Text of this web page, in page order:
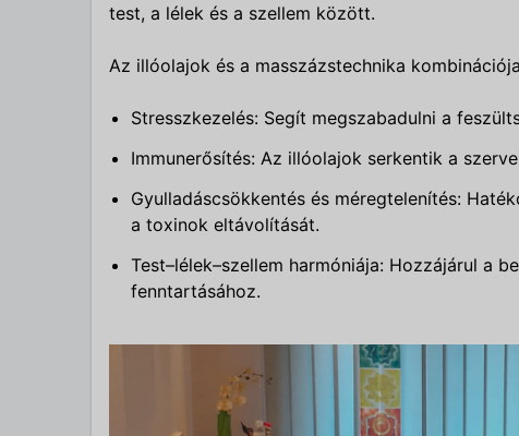
test, a lélek és a szellem között.
Az illóolajok és a masszázstechnika
Stresszkezelés: Segít megszabadulni a
Immunerősítés: Az illóolajok serkentik a
Gyulladáscsökkentés és méregtelenítés:
a toxinok eltávolítását.
Test–lélek–szellem harmóniája: Hozzájárul a
fenntartásához.